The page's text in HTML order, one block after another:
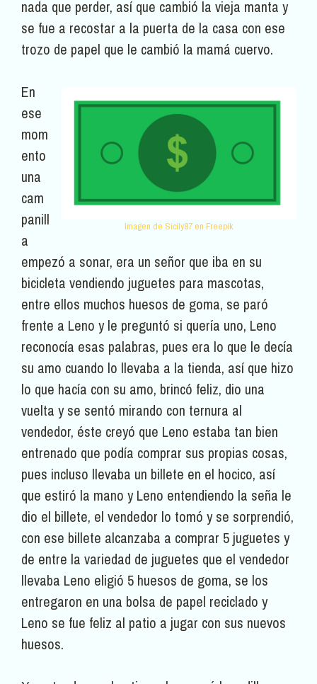
nada que perder, así que cambió la vieja manta y
se fue a recostar a la puerta de la casa con ese
trozo de papel que le cambió la mamá cuervo.
Imagen de Sicily87 en Freepik
En
ese
mom
ento
una
cam
panill
a
empezó a sonar, era un señor que iba en su
bicicleta vendiendo juguetes para mascotas,
entre ellos muchos huesos de goma, se paró
frente a Leno y le preguntó si quería uno, Leno
reconocía esas palabras, pues era lo que le decía
su amo cuando lo llevaba a la tienda, así que hizo
lo que hacía con su amo, brincó feliz, dio una
vuelta y se sentó mirando con ternura al
vendedor, éste creyó que Leno estaba tan bien
entrenado que podía comprar sus propias cosas,
pues incluso llevaba un billete en el hocico, así
que estiró la mano y Leno entendiendo la seña le
dio el billete, el vendedor lo tomó y se sorprendió,
con ese billete alcanzaba a comprar 5 juguetes y
de entre la variedad de juguetes que el vendedor
llevaba Leno eligió 5 huesos de goma, se los
entregaron en una bolsa de papel reciclado y
Leno se fue feliz al patio a jugar con sus nuevos
huesos.